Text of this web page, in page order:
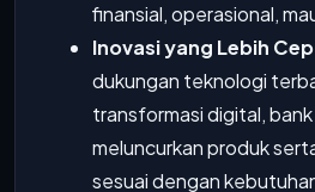
finansial, operasional,
Inovasi yang Lebih
dukungan teknologi
transformasi digital,
meluncurkan produk
sesuai dengan